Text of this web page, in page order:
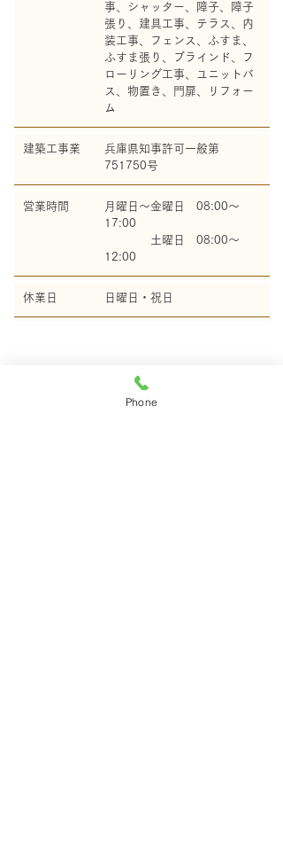
事、シャッター、障子、障子
張り、建具工事、テラス、内
装工事、フェンス、ふすま、
ふすま張り、ブラインド、フ
ローリング工事、ユニットバ
ス、物置き、門扉、リフォー
ム
建築工事業
兵庫県知事許可一般第
751750号
営業時間
月曜日～金曜日 08:00～
17:00
土曜日 08:00～
12:00
休業日 日曜日・祝日
Phone